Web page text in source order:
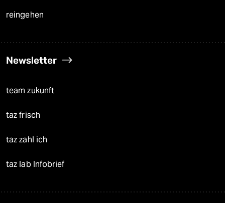
reingehen
Newsletter
team zukunft
taz frisch
taz zahl ich
taz lab Infobrief